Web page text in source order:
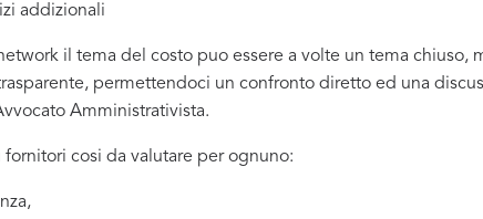
addizionali
il tema del costo puo essere a volte un tema chiuso,
permettendoci un confronto diretto ed una
Amministrativista.
cosi da valutare per ognuno: